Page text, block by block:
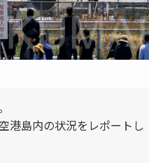
港島内の状況をレポートし